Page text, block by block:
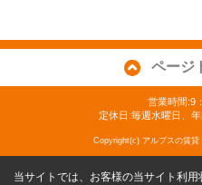
ページ
営業時間:9
定休日:毎週水曜日、
Copyright(c) アルプスの賃
当サイトでは、お客様の当サイト利